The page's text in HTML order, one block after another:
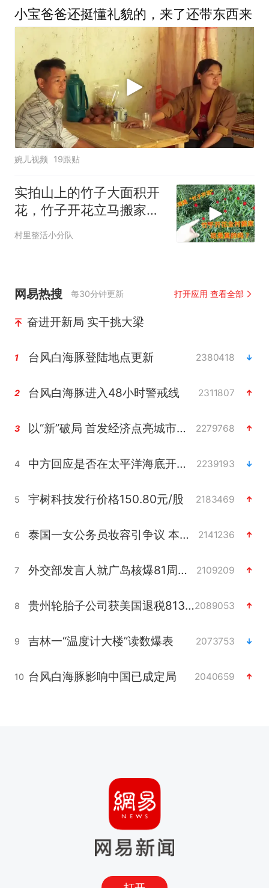
小宝爸爸还挺懂礼貌的，来了还带东西来
婉儿视频 19跟贴
实拍山上的竹子大面积开
花，竹子开花立马搬家，
这是真的吗？
村里整活小分队
网易热搜 每30分钟更新 打开应用 查看全部
奋进开新局 实干挑大梁
1 台风白海豚登陆地点更新 2380418
2 台风白海豚进入48小时警戒线 2311807
3 以“新”破局 首发经济点亮城市消费活力 2279768
4 中方回应是否在太平洋海底开采稀土 2239193
5 宇树科技发行价格150.80元/股 2183469
6 泰国一女公务员妆容引争议 本人回应 2141236
7 外交部发言人就广岛核爆81周年等答记者问 2109209
8 贵州轮胎子公司获美国退税8136万2089053
9 吉林一“温度计大楼”读数爆表 2073753
10 台风白海豚影响中国已成定局 2040659